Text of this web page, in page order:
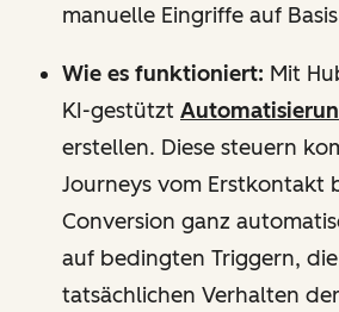
manuelle Eingriffe auf
Wie es funktioniert: Mit
KI-gestützt
erstellen. Diese steuern
Journeys vom Erstkontakt
Conversion ganz
auf bedingten Triggern,
tatsächlichen Verhalten